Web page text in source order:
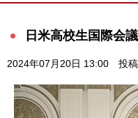
日米高校生国際会
2024年07月20日 13:00 投